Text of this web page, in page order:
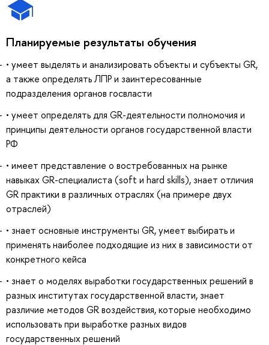
Планируемые результаты обучения
• умеет выделять и анализировать объекты и субъекты GR,
а также определять ЛПР и заинтересованные
подразделения органов госвласти
• умеет определять для GR-деятельности полномочия и
принципы деятельности органов государственной власти
РФ
• имеет представление о востребованных на рынке
навыках GR-специалиста (soft и hard skills), знает отличия
GR практики в различных отраслях (на примере двух
отраслей)
• знает основные инструменты GR, умеет выбирать и
применять наиболее подходящие из них в зависимости от
конкретного кейса
• знает о моделях выработки государственных решений в
разных институтах государственной власти, знает
различие методов GR воздействия, которые необходимо
использовать при выработке разных видов
государственных решений